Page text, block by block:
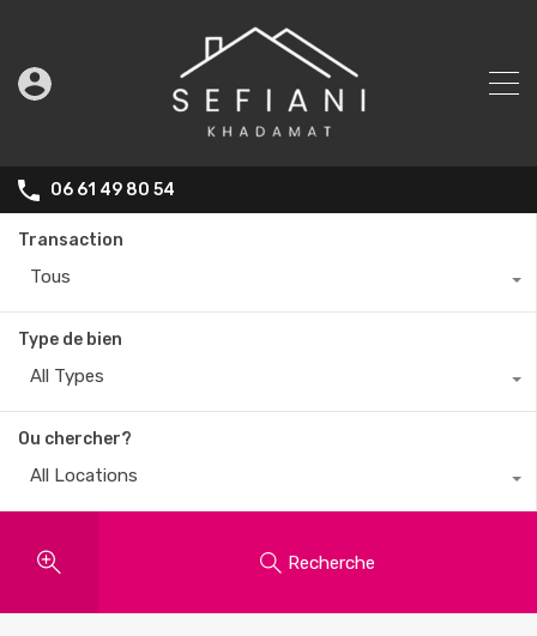
06 61 49 80 54
Transaction
Tous
Type de bien
All Types
Ou chercher?
All Locations
Recherche